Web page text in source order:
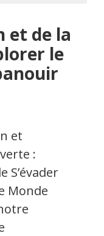
et de la
le
et
:
S’évader
Monde